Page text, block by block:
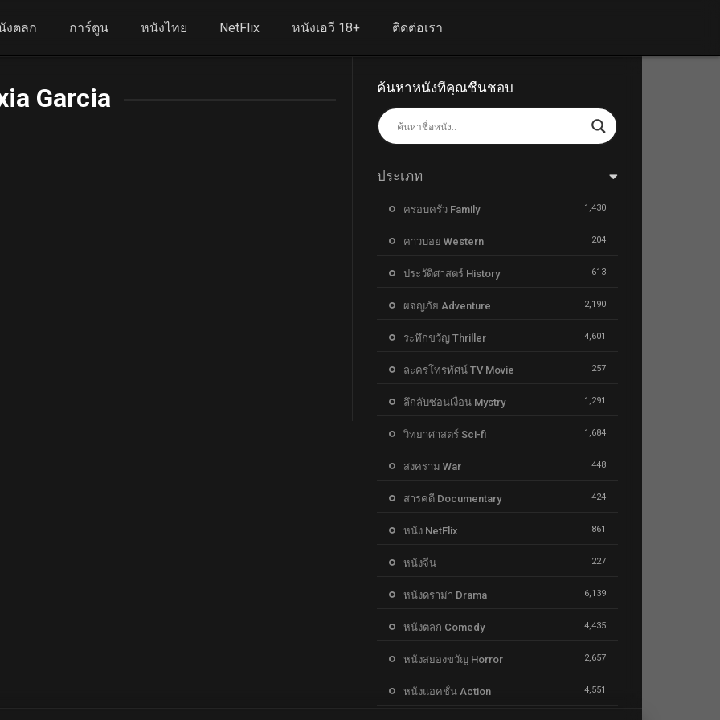
งตลก การ์ตูน หนังไทย NetFlix หนังเอวี 18+ ติดต่อเรา
Garcia ค้นหาหนังที่คุณชื่นชอบ
ประเภท
ครอบครัว Family 1,430
คาวบอย Western 204
ประวัติศาสตร์ History 613
ผจญภัย Adventure 2,190
ระทึกขวัญ Thriller 4,601
ละครโทรทัศน์ TV Movie 257
ลึกลับซ่อนเงื่อน Mystry 1,291
วิทยาศาสตร์ Sci-fi 1,684
สงคราม War 448
สารคดี Documentary 424
หนัง NetFlix 861
หนังจีน 227
หนังดราม่า Drama 6,139
หนังตลก Comedy 4,435
หนังสยองขวัญ Horror 2,657
หนังแอคชั่น Action 4,551